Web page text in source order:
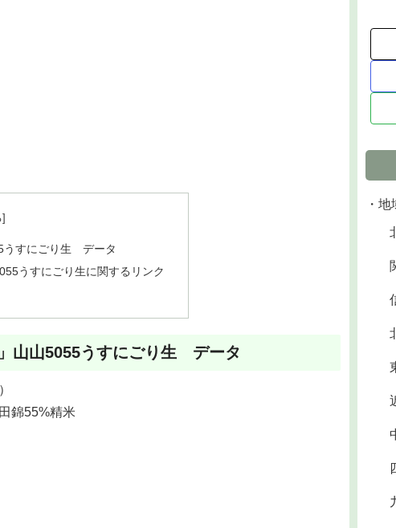
うすにごり生 データ
うすにごり生に関するリンク
山山5055うすにごり生 データ
錦55%精米
・